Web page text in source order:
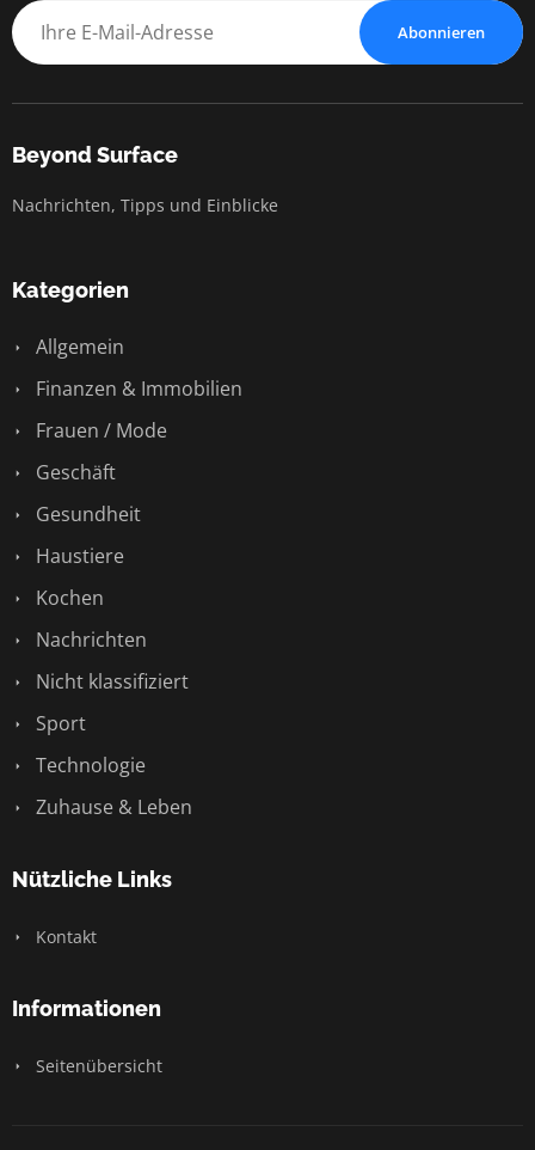
Abonnieren
Beyond Surface
Nachrichten, Tipps und Einblicke
Kategorien
Allgemein
Finanzen & Immobilien
Frauen / Mode
Geschäft
Gesundheit
Haustiere
Kochen
Nachrichten
Nicht klassifiziert
Sport
Technologie
Zuhause & Leben
Nützliche Links
Kontakt
Informationen
Seitenübersicht